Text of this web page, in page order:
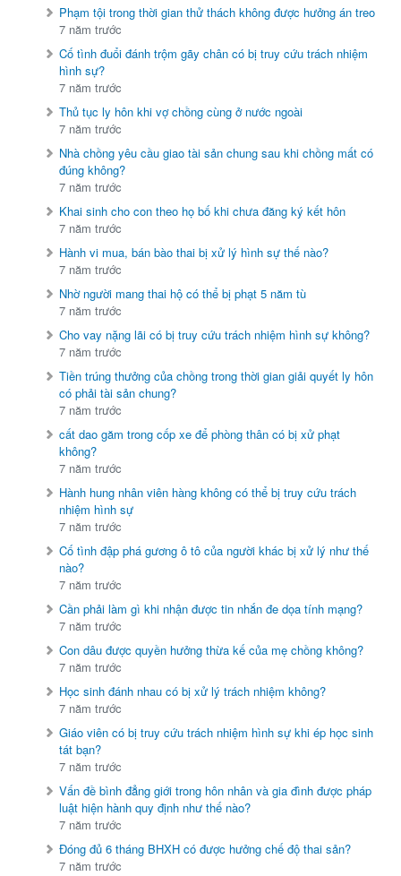
Phạm tội trong thời gian thử thách không được hưởng án treo
7 năm trước
Cố tình đuổi đánh trộm gãy chân có bị truy cứu trách nhiệm
hình sự?
7 năm trước
Thủ tục ly hôn khi vợ chồng cùng ở nước ngoài
7 năm trước
Nhà chồng yêu cầu giao tài sản chung sau khi chồng mất có
đúng không?
7 năm trước
Khai sinh cho con theo họ bố khi chưa đăng ký kết hôn
7 năm trước
Hành vi mua, bán bào thai bị xử lý hình sự thế nào?
7 năm trước
Nhờ người mang thai hộ có thể bị phạt 5 năm tù
7 năm trước
Cho vay nặng lãi có bị truy cứu trách nhiệm hình sự không?
7 năm trước
Tiền trúng thưởng của chồng trong thời gian giải quyết ly hôn
có phải tài sản chung?
7 năm trước
cất dao găm trong cốp xe để phòng thân có bị xử phạt
không?
7 năm trước
Hành hung nhân viên hàng không có thể bị truy cứu trách
nhiệm hình sự
7 năm trước
Cố tình đập phá gương ô tô của người khác bị xử lý như thế
nào?
7 năm trước
Cần phải làm gì khi nhận được tin nhắn đe dọa tính mạng?
7 năm trước
Con dâu được quyền hưởng thừa kế của mẹ chồng không?
7 năm trước
Học sinh đánh nhau có bị xử lý trách nhiệm không?
7 năm trước
Giáo viên có bị truy cứu trách nhiệm hình sự khi ép học sinh
tát bạn?
7 năm trước
Vấn đề bình đẳng giới trong hôn nhân và gia đình được pháp
luật hiện hành quy định như thế nào?
7 năm trước
Đóng đủ 6 tháng BHXH có được hưởng chế độ thai sản?
7 năm trước